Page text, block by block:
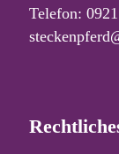
Telefon: